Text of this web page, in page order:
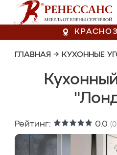
ГЛАВНАЯ → КУХОННЫЕ
Рейтинг: 0.0 (0